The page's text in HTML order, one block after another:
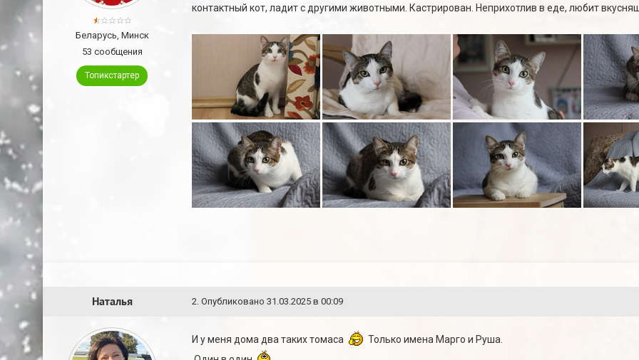
Беларусь, Минск
53 сообщения
Топикстартер
контактный кот, ладит с другими животными. Кастрирован. Неприхотлив в еде, любит
Наталья 2. Опубликовано 31.03.2025 в 00:09
И у меня дома два таких томаса
Только имена Марго и Руша.